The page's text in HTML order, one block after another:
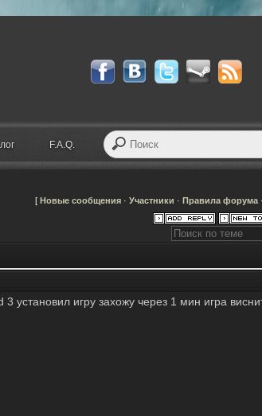
F.A.Q.
[ Новые сообщения · Участники · Правила форума ·
установил игру захожу через 1 мин игра